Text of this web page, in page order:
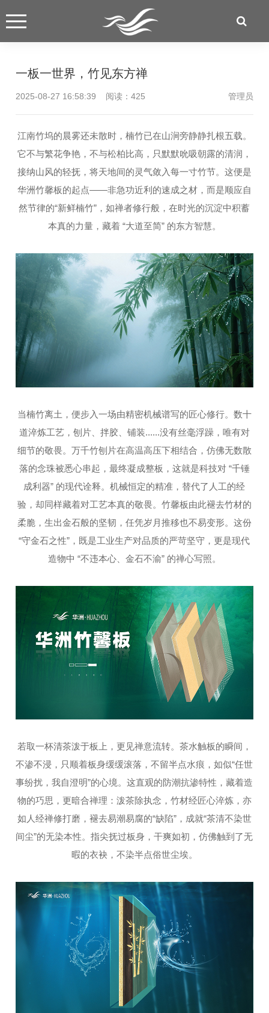
一板一世界，竹见东方禅
2025-08-27 16:58:39 阅读：425 管理员
江南竹坞的晨雾还未散时，楠竹已在山涧旁静静扎根五载。
它不与繁花争艳，不与松柏比高，只默默吮吸朝露的清润，
接纳山风的轻抚，将天地间的灵气敛入每一寸竹节。这便是
华洲竹馨板的起点——非急功近利的速成之材，而是顺应自
然节律的“新鲜楠竹”，如禅者修行般，在时光的沉淀中积蓄
本真的力量，藏着 “大道至简” 的东方智慧。
当楠竹离土，便步入一场由精密机械谱写的匠心修行。数十
道淬炼工艺，刨片、拌胶、铺装......没有丝毫浮躁，唯有对
细节的敬畏。万千竹刨片在高温高压下相结合，仿佛无数散
落的念珠被悉心串起，最终凝成整板，这就是科技对 “千锤
成利器” 的现代诠释。机械恒定的精准，替代了人工的经
验，却同样藏着对工艺本真的敬畏。竹馨板由此褪去竹材的
柔脆，生出金石般的坚韧，任凭岁月推移也不易变形。这份
“守金石之性”，既是工业生产对品质的严苛坚守，更是现代
造物中 “不违本心、金石不渝” 的禅心写照。
若取一杯清茶泼于板上，更见禅意流转。茶水触板的瞬间，
不渗不浸，只顺着板身缓缓滚落，不留半点水痕，如似“任世
事纷扰，我自澄明”的心境。这直观的防潮抗渗特性，藏着造
物的巧思，更暗合禅理：泼茶除执念，竹材经匠心淬炼，亦
如人经禅修打磨，褪去易潮易腐的“缺陷”，成就“茶清不染世
间尘”的无染本性。指尖抚过板身，干爽如初，仿佛触到了无
暇的衣袂，不染半点俗世尘埃。